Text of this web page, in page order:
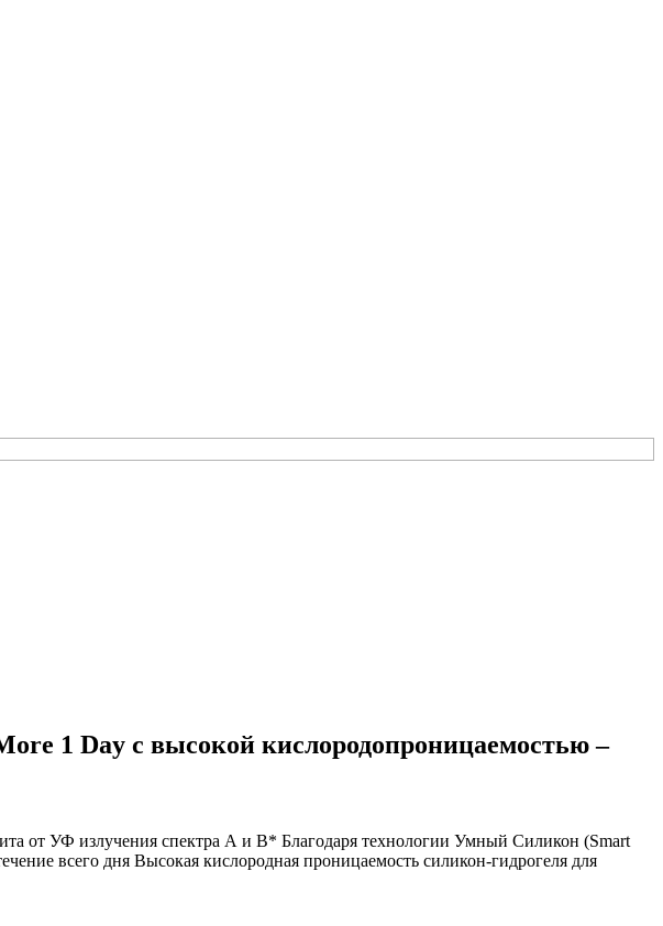
1 Day с высокой кислородопроницаемостью –
от УФ излучения спектра А и В* Благодаря технологии Умный Силикон (Smart
всего дня Высокая кислородная проницаемость силикон-гидрогеля для